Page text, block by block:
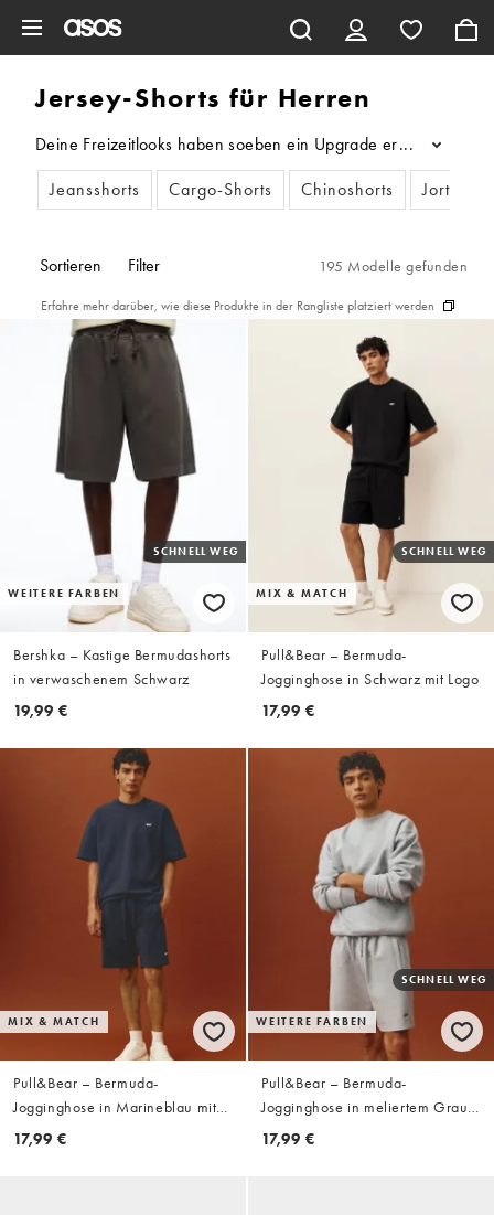
Jersey-Shorts für Herren
Deine Freizeitlooks haben soeben ein Upgrade erhalten. Ob
...
Jeansshorts
Cargo-Shorts Chinoshorts Jorts
Sortieren Filter 195 Modelle gefunden
Erfahre mehr darüber, wie diese Produkte in der Rangliste platziert werden
WEITERE FARBEN
SCHNELL WEG
Bershka – Kastige Bermudashorts
in verwaschenem Schwarz
19,99 €
MIX & MATCH
SCHNELL WEG
Pull&Bear – Bermuda-
Jogginghose in Schwarz mit Logo
17,99 €
MIX & MATCH
Pull&Bear – Bermuda-
Jogginghose in Marineblau mit
Logo
17,99 €
WEITERE FARBEN
SCHNELL WEG
Pull&Bear – Bermuda-
Jogginghose in meliertem Grau
mit Logo
17,99 €